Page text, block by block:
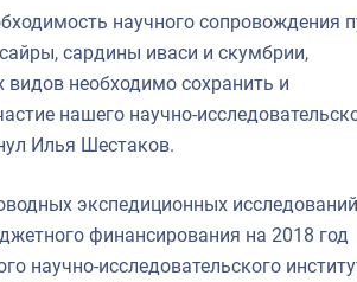
научного сопровождения
сардины иваси и скумбрии,
видов необходимо сохранить и
нашего научно-
Илья Шестаков.
экспедиционных исследований
финансирования на 2018 год
научно-исследовательского